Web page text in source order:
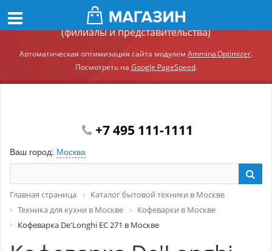
Демонстрационный сайт модуля Ammina.Регионы
(филиалы и представительства)
Автоматическая оптимизация сайта модулем Ammina.Optimizer.
Посмотреть на Google PageSpeed.
+7 495 111-1111
Ваш город: Москва
Главная страница
Каталог бытовой техники в Москве
Техника для кухни в Москве
Кофеварки в Москве
Кофеварка De'Longhi EC 271 в Москве